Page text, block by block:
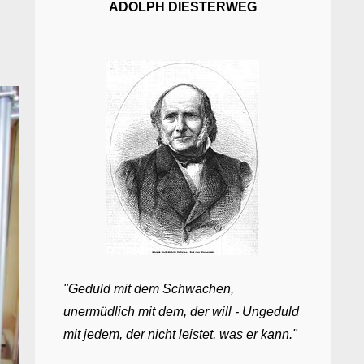
ADOLPH DIESTERWEG
"Geduld mit dem Schwachen,
unermüdlich mit dem, der will - Ungeduld
mit jedem, der nicht leistet, was er kann."